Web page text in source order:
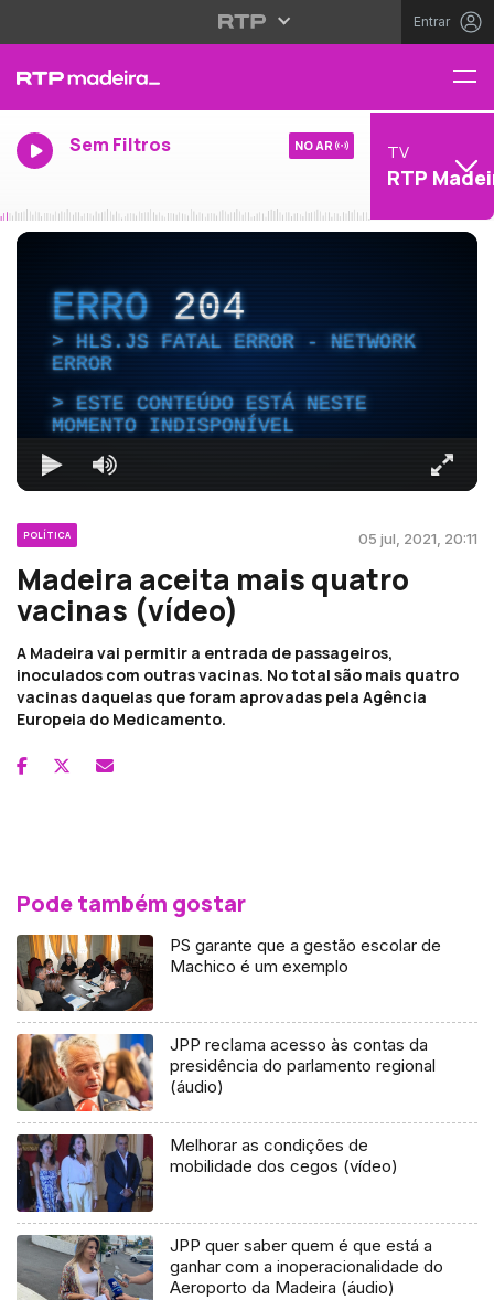
Entrar
Sem Filtros NO AR TV
RTP
ERRO204
HLS.JS FATAL ERROR - NETWORK
ERROR
ESTE CONTEÚDO ESTÁ NESTE
MOMENTO INDISPONÍVEL
POLÍTICA 05 jul, 2021, 20:11
Madeira aceita mais quatro
vacinas (vídeo)
A Madeira vai permitir a entrada de passageiros,
inoculados com outras vacinas. No total são mais quatro
vacinas daquelas que foram aprovadas pela Agência
Europeia do Medicamento.
Pode também gostar
PS garante que a gestão escolar de
Machico é um exemplo
JPP reclama acesso às contas da
presidência do parlamento regional
(áudio)
Melhorar as condições de
mobilidade dos cegos (vídeo)
JPP quer saber quem é que está a
ganhar com a inoperacionalidade do
Aeroporto da Madeira (áudio)